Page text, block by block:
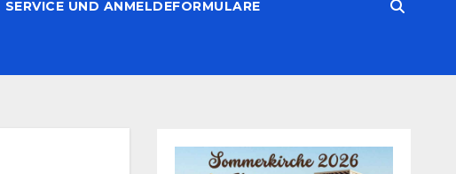
SERVICE UND ANMELDEFORMULARE